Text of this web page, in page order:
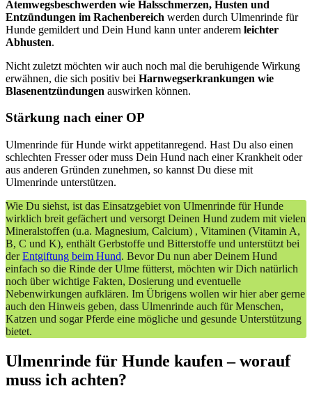
Atemwegsbeschwerden wie Halsschmerzen, Husten und
Entzündungen im Rachenbereich werden durch Ulmenrinde für
Hunde gemildert und Dein Hund kann unter anderem leichter
Abhusten.
Nicht zuletzt möchten wir auch noch mal die beruhigende Wirkung
erwähnen, die sich positiv bei Harnwegserkrankungen wie
Blasenentzündungen auswirken können.
Stärkung nach einer OP
Ulmenrinde für Hunde wirkt appetitanregend. Hast Du also einen
schlechten Fresser oder muss Dein Hund nach einer Krankheit oder
aus anderen Gründen zunehmen, so kannst Du diese mit
Ulmenrinde unterstützen.
Wie Du siehst, ist das Einsatzgebiet von Ulmenrinde für Hunde
wirklich breit gefächert und versorgt Deinen Hund zudem mit vielen
Mineralstoffen (u.a. Magnesium, Calcium) , Vitaminen (Vitamin A,
B, C und K), enthält Gerbstoffe und Bitterstoffe und unterstützt bei
derEntgiftung beim Hund. Bevor Du nun aber Deinem Hund
einfach so die Rinde der Ulme fütterst, möchten wir Dich natürlich
noch über wichtige Fakten, Dosierung und eventuelle
Nebenwirkungen aufklären. Im Übrigens wollen wir hier aber gerne
auch den Hinweis geben, dass Ulmenrinde auch für Menschen,
Katzen und sogar Pferde eine mögliche und gesunde Unterstützung
bietet.
Ulmenrinde für Hunde kaufen – worauf
muss ich achten?